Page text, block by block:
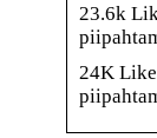
23.6k
24K